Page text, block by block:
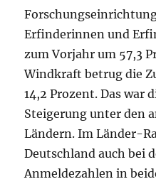
Erfinderinnen und
zum Vorjahr um 57,3
Windkraft betrug die
14,2 Prozent. Das war
Steigerung unter den
Ländern. Im Länder-
Deutschland auch bei
Anmeldezahlen in